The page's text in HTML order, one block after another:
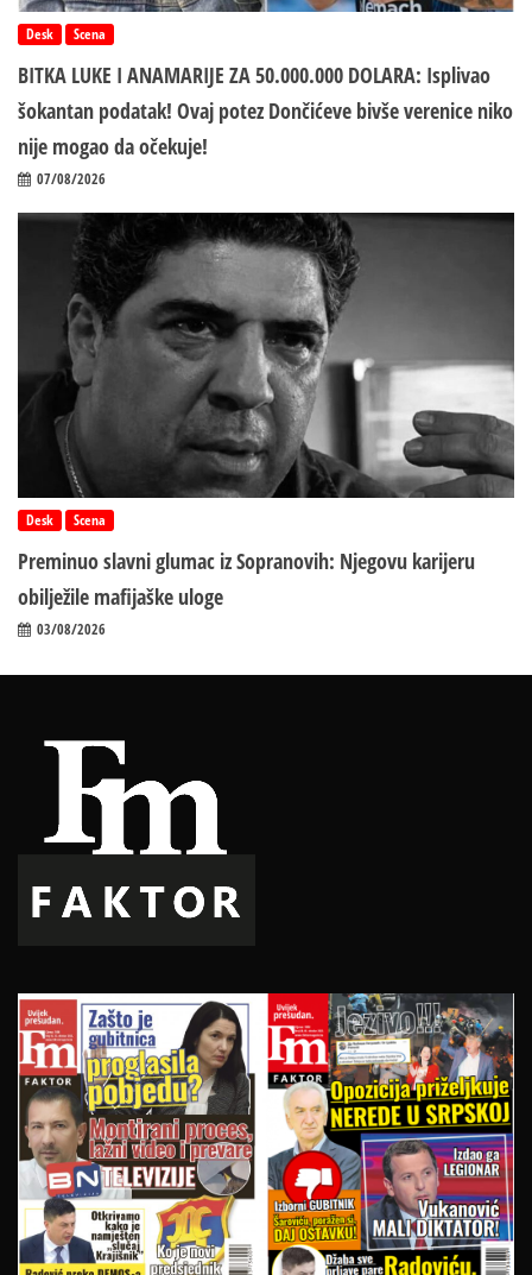
Desk Scena
BITKA LUKE I ANAMARIJE ZA 50.000.000 DOLARA: Isplivao
šokantan podatak! Ovaj potez Dončićeve bivše verenice niko
nije mogao da očekuje!
07/08/2026
Desk Scena
Preminuo slavni glumac iz Sopranovih: Njegovu karijeru
obilježile mafijaške uloge
03/08/2026